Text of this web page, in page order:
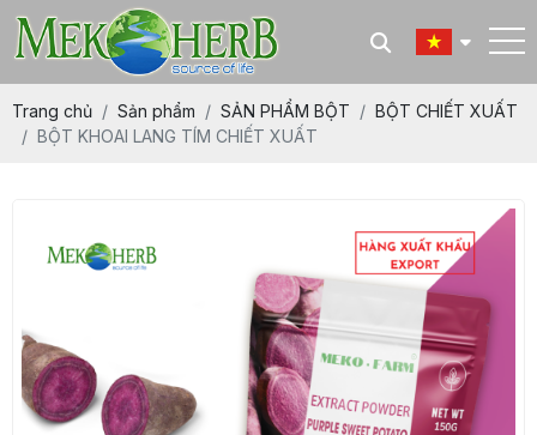
Trang chủ Sản phẩm SẢN PHẨM BỘT
BỘT CHIẾT XUẤT
BỘT KHOAI LANG TÍM CHIẾT XUẤT